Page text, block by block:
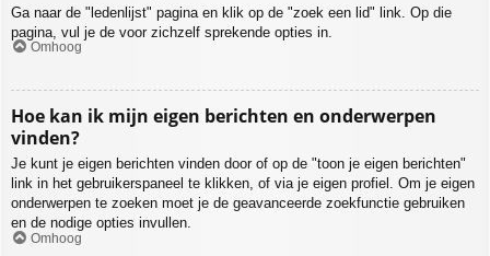
Ga naar de "ledenlijst" pagina en klik op de "zoek een lid" link. Op die
pagina, vul je de voor zichzelf sprekende opties in.
Omhoog
Hoe kan ik mijn eigen berichten en onderwerpen
vinden?
Je kunt je eigen berichten vinden door of op de "toon je eigen berichten"
link in het gebruikerspaneel te klikken, of via je eigen profiel. Om je eigen
onderwerpen te zoeken moet je de geavanceerde zoekfunctie gebruiken
en de nodige opties invullen.
Omhoog